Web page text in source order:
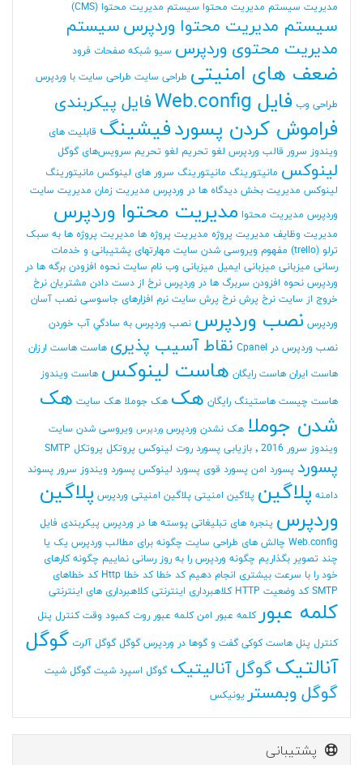
مدیریت سیستم مدیریت محتوا سیستم مدیریت محتوا (CMS)
سیستم مدیریت محتوا وردپرس سیستم
مدیریت محتوی وردپرس سیو شبکه صفحات فرود
ضعف های امنیتی طراحی سایت طراحی سایت با وردپرس
طراحی وب فایل Web.config فایل پیکربندی
فراموش کردن پسوردفیشینگ قابلیت های
ویندوز سرور قالب وردپرس لغو تحریم لغو تحریم سرویس‌های گوگل
لینوکس مانیتورینگ مانیتورینگ سرور های لینوکس مانیتورینگ
لینوکس مدیریت بخش دیدگاه ها در وردپرس مدیریت زمان مدیریت سایت
وردپرس مدیریت محتوا مدیریت محتوا وردپرس
مدیریت وظایف مدیریت پروژه مدیریت پروژه ها مدیریت پروژه ها به سبک
ترلو (trello)
مفهوم ویروسی شدن سایت مهارتهای پشتیبانی و خدمات
رسانی میزبانی میزبانی ایمیل میزبانی وب نام سایت نحوه افزودن برگه ها در
وردپرس نحوه افزودن سربرگ ها در وردپرس نرخ از دست دادن مشتریان نرخ
خروج از سایت نرخ پرش نرخ پرش سایت نرم افزارهای جاسوسی نصب آسان
وردپرس نصب وردپرس نصب وردپرس به سادگي آب خوردن
نصب وردپرس در Cpanel
نقاط آسیب پذیری هاست هاست ارزان
هاست ایران هاست رایگان هاست لینوکس هاست ویندوز
هاست چیست هاستینگ رایگان هک هک جوملا هک سایت هک
شدن جوملا هک نشدن وردپرس وردپرس ویروسی شدن سایت
ویندوز سرور 2016
٬ بازیابی پسورد روت لینوکس پروتکل پروتکل SMTP
پسورد پسورد امن پسورد قوی پسورد لینوکس پسورد ویندوز سرور پسوند
دامنه پلاگین پلاگین امنیتی پلاگین امنیتی وردپرس پلاگین
وردپرس پنجره های تبلیغاتی پوسته ها در وردپرس پیکربندی فایل
Web.config چالش های طراحی سایت چگونه برای مطالب وردپرس یک یا
چند تصویر بگذاریم چگونه وردپرس را به روز رسانی نماییم چگونه کارهای
خود را با سرعت بیشتری انجام دهیم کد خطا کد خطا Http
کد خطاهای
SMTP کد وضعیت HTTP کلاهبرداری اینترنتی کلاهبرداری های اینترنتی
کلمه عبور کلمه عبور امن کلمه عبور روت کمبود وقت کنترل پنل
کنترل پنل هاست کوکی گفت و گوها در وردپرس گوگل گوگل آلرت گوگل
آنالتیکگوگل آنالیتیک گوگل اسپرد شیت گوگل شیت
گوگل وبمستر یونیکس
پشتیبانی